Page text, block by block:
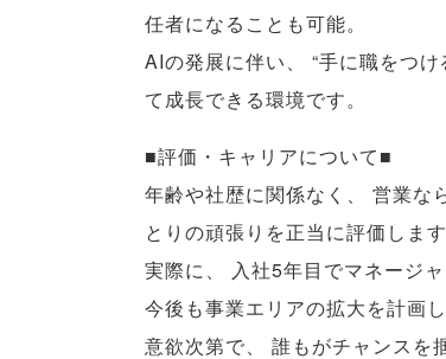
任者になることも可能。
AIの発展に伴い、 “手に職をつ
て成長できる環境です。
■評価・キャリアについて■
年齢や社歴に関係なく 、 営業な
とりの頑張りを正当に評価します
実際に、 入社5年目でマネージ
今後も事業エリアの拡大を計画
意欲次第で、 誰もがチャンスを